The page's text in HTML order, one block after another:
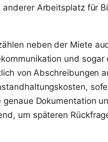
Arbeitsplatz für
neben der Miete
und sogar
von Abschreibungen
Dokumentation
um späteren